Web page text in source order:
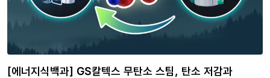
[에너지식백과] GS칼텍스 무탄소 스팀, 탄소 저감과